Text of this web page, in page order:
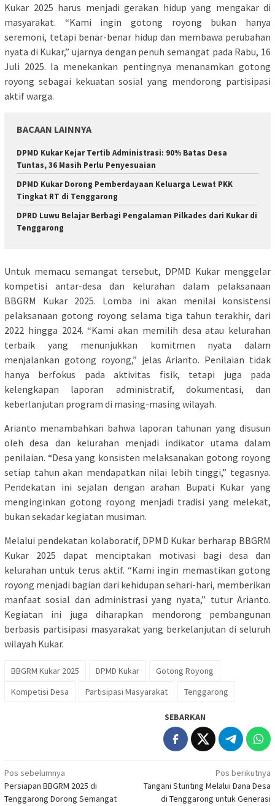
Kukar 2025 harus menjadi gerakan hidup yang mengakar di
masyarakat. “Kami ingin gotong royong bukan hanya
seremoni, tetapi benar-benar hidup dan membawa perubahan
nyata di Kukar,” ujarnya dengan penuh semangat pada Rabu, 16
Juli 2025. Ia menekankan pentingnya menanamkan gotong
royong sebagai kekuatan sosial yang mendorong partisipasi
aktif warga.
BACAAN LAINNYA
DPMD Kukar Kejar Tertib Administrasi: 90% Batas Desa
Tuntas, 36 Masih Perlu Penyesuaian
DPMD Kukar Dorong Pemberdayaan Keluarga Lewat PKK
Tingkat RT di Tenggarong
DPRD Luwu Belajar Berbagi Pengalaman Pilkades dari Kukar di
Tenggarong
Untuk memacu semangat tersebut, DPMD Kukar menggelar
kompetisi antar-desa dan kelurahan dalam pelaksanaan
BBGRM Kukar 2025. Lomba ini akan menilai konsistensi
pelaksanaan gotong royong selama tiga tahun terakhir, dari
2022 hingga 2024. “Kami akan memilih desa atau kelurahan
terbaik yang menunjukkan komitmen nyata dalam
menjalankan gotong royong,” jelas Arianto. Penilaian tidak
hanya berfokus pada aktivitas fisik, tetapi juga pada
kelengkapan laporan administratif, dokumentasi, dan
keberlanjutan program di masing-masing wilayah.
Arianto menambahkan bahwa laporan tahunan yang disusun
oleh desa dan kelurahan menjadi indikator utama dalam
penilaian. “Desa yang konsisten melaksanakan gotong royong
setiap tahun akan mendapatkan nilai lebih tinggi,” tegasnya.
Pendekatan ini sejalan dengan arahan Bupati Kukar yang
menginginkan gotong royong menjadi tradisi yang melekat,
bukan sekadar kegiatan musiman.
Melalui pendekatan kolaboratif, DPMD Kukar berharap BBGRM
Kukar 2025 dapat menciptakan motivasi bagi desa dan
kelurahan untuk terus aktif. “Kami ingin memastikan gotong
royong menjadi bagian dari kehidupan sehari-hari, memberikan
manfaat sosial dan administrasi yang nyata,” tutur Arianto.
Kegiatan ini juga diharapkan mendorong pembangunan
berbasis partisipasi masyarakat yang berkelanjutan di seluruh
wilayah Kukar.
BBGRM Kukar 2025 DPMD Kukar
Gotong Royong
Kompetisi Desa
Partisipasi Masyarakat Tenggarong
SEBARKAN
Navigasi
pos
Pos sebelumnya
Persiapan BBGRM 2025 di
Tenggarong Dorong Semangat
Pos berikutnya
Tangani Stunting Melalui Dana Desa
di Tenggarong untuk Generasi